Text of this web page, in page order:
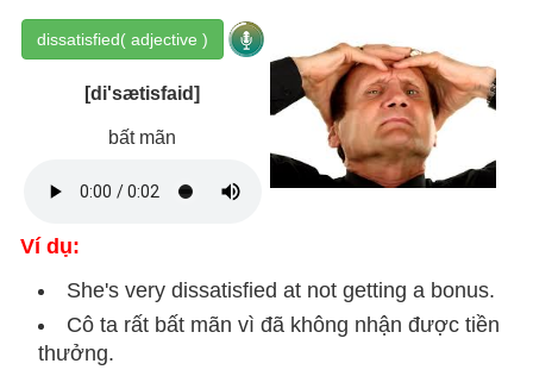
dissatisfied( adjective )
[di'sætisfaid]
bất mãn
Ví dụ:
She's very dissatisfied at not getting a bonus.
Cô ta rất bất mãn vì đã không nhận được tiền
thưởng.